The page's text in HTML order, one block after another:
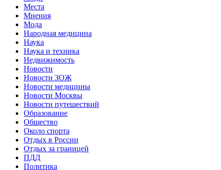
Места
Мнения
Мода
Народная медицина
Наука
Наука и техника
Недвижимость
Новости
Новости ЗОЖ
Новости медицины
Новости Москвы
Новости путешествий
Образование
Общество
Около спорта
Отдых в России
Отдых за границей
ПДД
Политика